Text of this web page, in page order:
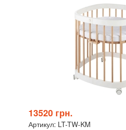
13520 грн.
Артикул: LT-TW-KM